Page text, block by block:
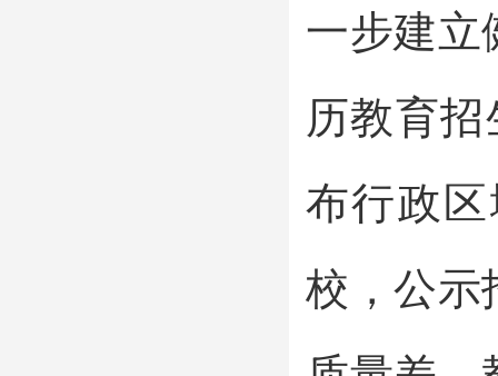
一步建立
历教育
布行政
校，公示